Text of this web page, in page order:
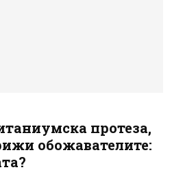
протеза,
обожавателите: